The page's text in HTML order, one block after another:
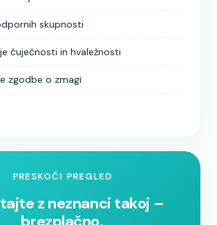
skupnosti
čuječnosti in hvaležnosti
zgodbe o zmagi
PRESKOČI PREGLED
z neznanci takoj –